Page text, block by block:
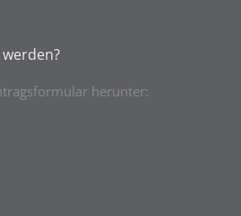
herunter: